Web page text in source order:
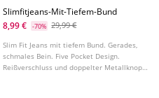
Slimfitjeans-Mit-Tiefem-Bund
8,99 €
-70% 29,99 €
Slim Fit Jeans mit tiefem Bund. Gerades,
schmales Bein. Five Pocket Design.
Reißverschluss und doppelter Metallknopf